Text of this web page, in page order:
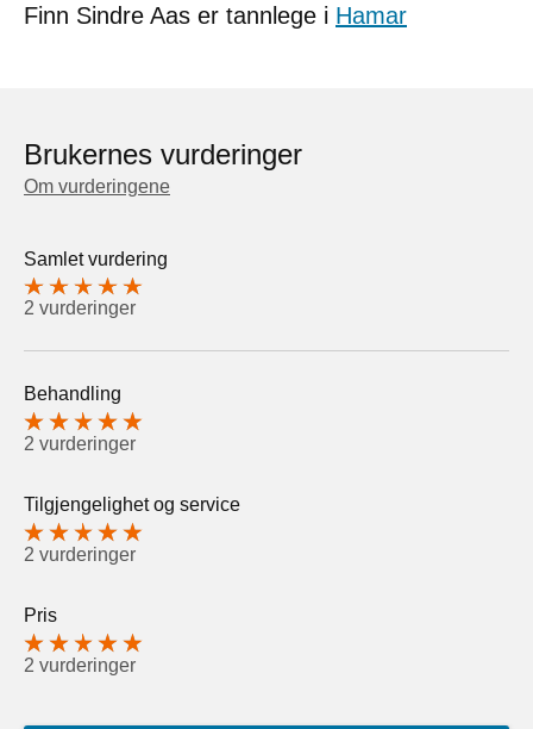
Finn Sindre Aas er tannlege i Hamar
Brukernes vurderinger
Om vurderingene
Samlet vurdering
2 vurderinger
Behandling
2 vurderinger
Tilgjengelighet og service
2 vurderinger
Pris
2 vurderinger